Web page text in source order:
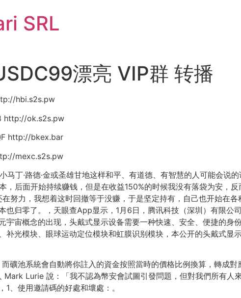
SRL
漂亮 VIP群 转播
hbi.s2s.pw
http://ok.s2s.pw
http://bkex.bar
mexc.s2s.pw
马丁·路德·金或圣雄甘地这样和平、有道德、有智慧的人可能会说
，后面开始持续赚钱，但是在收益150%的时候我没有落袋为安，
努力，我想着这时回撤等于没赚，于是坚定持有，自己也开始在
也归零了。，天眼查App显示，1月6日，腾讯科技（深圳）有限公
宇宙概念的出现，头戴式显示设备需要一种快速、安全、便捷的身
补光模块、眼球运动定位模块和虹膜识别模块，本公开的头戴式显
礦池系統會自動將你註入的資金按照當時的價格比例換算，轉成
Lurie 說：「我不認為幣安會試圖引發問題，但對我們所有人
、使用邀請碼的好處和壞處：。